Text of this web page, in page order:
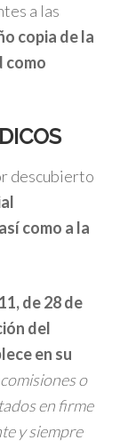
a las
copia de la
como
descubierto
como a la
de 28 de
del
en su
o
en firme
y siempre